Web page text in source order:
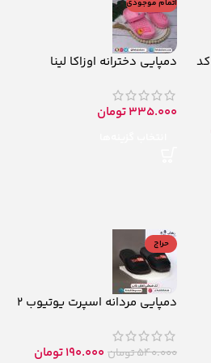
اتمام موجودی
دمپایی دخترانه اوزاکا لینا
335.000تومان
حراج
دمپایی مردانه اسپرت یوتیوب 2
540.000تومان 190.000تومان